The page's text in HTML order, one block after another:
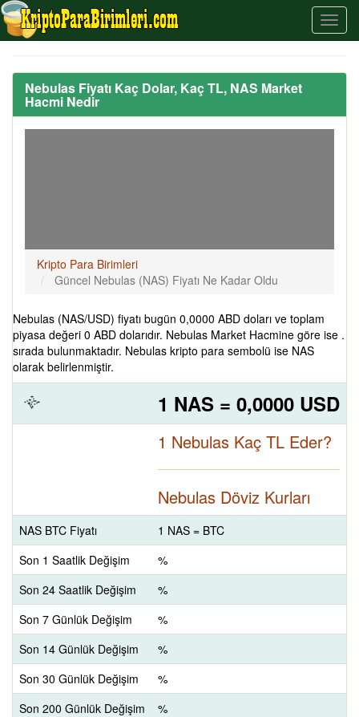
Nebulas Fiyatı Kaç Dolar, Kaç TL, NAS Market
Hacmi Nedir
Kripto Para Birimleri
Güncel Nebulas (NAS) Fiyatı Ne Kadar Oldu
Nebulas (NAS/USD) fiyatı bugün 0,0000 ABD doları ve toplam
piyasa değeri 0 ABD dolarıdır. Nebulas Market Hacmine göre ise .
sırada bulunmaktadır. Nebulas kripto para sembolü ise NAS
olarak belirlenmiştir.
1 NAS = 0,0000 USD
1 Nebulas Kaç TL Eder?
Nebulas Döviz Kurları
NAS BTC Fiyatı
1 NAS = BTC
Son 1 Saatlik Değişim
%
Son 24 Saatlik Değişim
%
Son 7 Günlük Değişim
%
Son 14 Günlük Değişim
%
Son 30 Günlük Değişim
%
Son 200 Günlük Değişim
%